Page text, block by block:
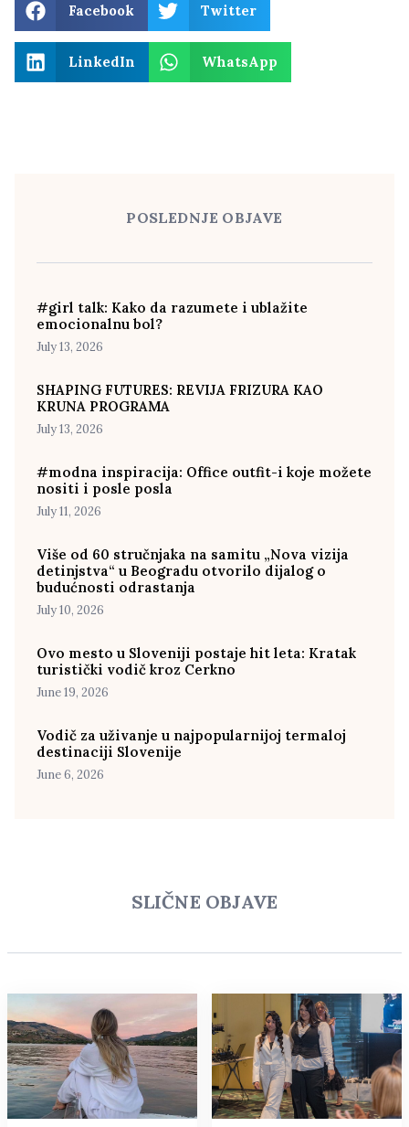
Facebook Twitter
LinkedIn WhatsApp
POSLEDNJE OBJAVE
#girl talk: Kako da razumete i ublažite
emocionalnu bol?
July 13, 2026
SHAPING FUTURES: REVIJA FRIZURA KAO
KRUNA PROGRAMA
July 13, 2026
#modna inspiracija: Office outfit-i koje možete
nositi i posle posla
July 11, 2026
Više od 60 stručnjaka na samitu „Nova vizija
detinjstva“ u Beogradu otvorilo dijalog o
budućnosti odrastanja
July 10, 2026
Ovo mesto u Sloveniji postaje hit leta: Kratak
turistički vodič kroz Cerkno
June 19, 2026
Vodič za uživanje u najpopularnijoj termaloj
destinaciji Slovenije
June 6, 2026
SLIČNE OBJAVE